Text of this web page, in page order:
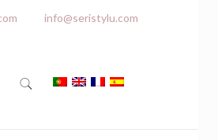
info@seristylu.com